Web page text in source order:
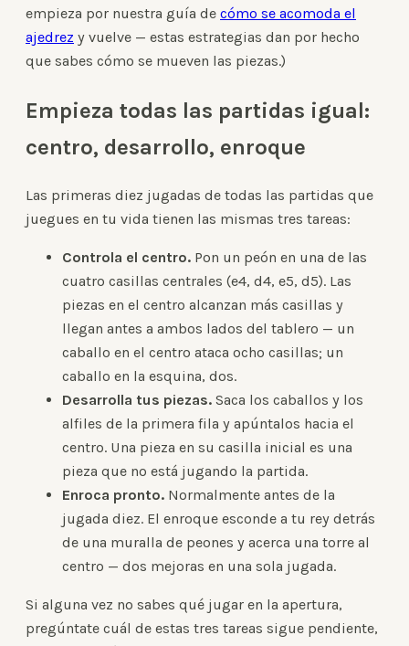
empieza por nuestra guía de cómo se acomoda el
ajedrez y vuelve — estas estrategias dan por hecho
que sabes cómo se mueven las piezas.)
Empieza todas las partidas igual:
centro, desarrollo, enroque
Las primeras diez jugadas de todas las partidas que
juegues en tu vida tienen las mismas tres tareas:
Controla el centro. Pon un peón en una de las
cuatro casillas centrales (e4, d4, e5, d5). Las
piezas en el centro alcanzan más casillas y
llegan antes a ambos lados del tablero — un
caballo en el centro ataca ocho casillas; un
caballo en la esquina, dos.
Desarrolla tus piezas. Saca los caballos y los
alfiles de la primera fila y apúntalos hacia el
centro. Una pieza en su casilla inicial es una
pieza que no está jugando la partida.
Enroca pronto. Normalmente antes de la
jugada diez. El enroque esconde a tu rey detrás
de una muralla de peones y acerca una torre al
centro — dos mejoras en una sola jugada.
Si alguna vez no sabes qué jugar en la apertura,
pregúntate cuál de estas tres tareas sigue pendiente,